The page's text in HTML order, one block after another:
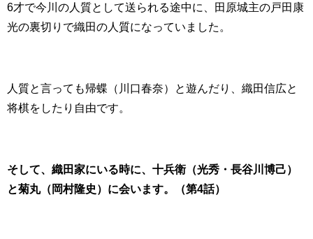
6才で今川の人質として送られる途中に、田原城主の戸田康
光の裏切りで織田の人質になっていました。
人質と言っても帰蝶（川口春奈）と遊んだり、織田信広と
将棋をしたり自由です。
そして、織田家にいる時に、十兵衛（光秀・長谷川博己）
と菊丸（岡村隆史）に会います。（第4話）